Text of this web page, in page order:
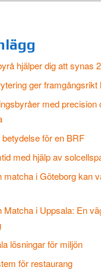
hjälper dig att synas
ger framgångsrikt
med precision
för en BRF
med hjälp av
matcha i Göteborg kan
Matcha i Uppsala: En
lösningar för miljön
för restaurang